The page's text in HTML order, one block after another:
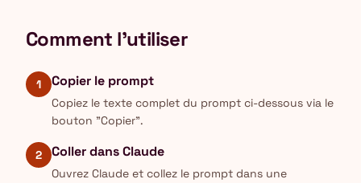
Comment l'utiliser
1 Copier le prompt
Copiez le texte complet du prompt ci-dessous via le
bouton "Copier".
2 Coller dans Claude
Ouvrez Claude et collez le prompt dans une